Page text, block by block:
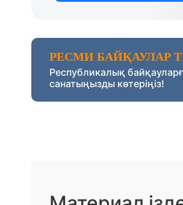
РЕСМИ БАЙҚАУЛАР
Республикалық
санатыңызды көтеріңіз!